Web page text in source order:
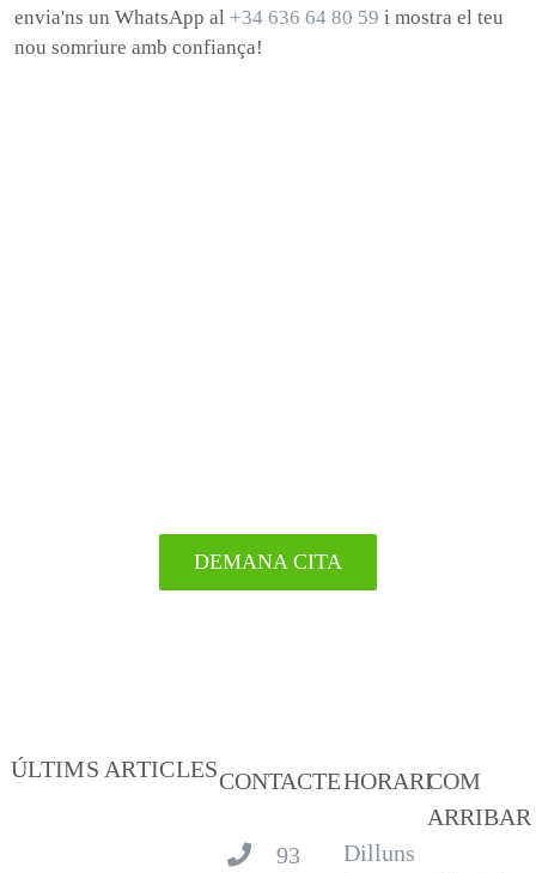
envia'ns un WhatsApp al +34 636 64 80 59 i mostra el teu
nou somriure amb confiança!
DEMANA CITA
ÚLTIMS ARTICLESCONTACTE
93
HORARI
Dilluns
COM
ARRIBAR